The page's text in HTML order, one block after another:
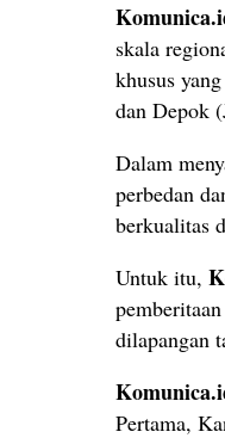
skala
khusus
dan Depok
Dalam
perbedan
berkualitas
Untuk itu,
dilapangan
Pertama,